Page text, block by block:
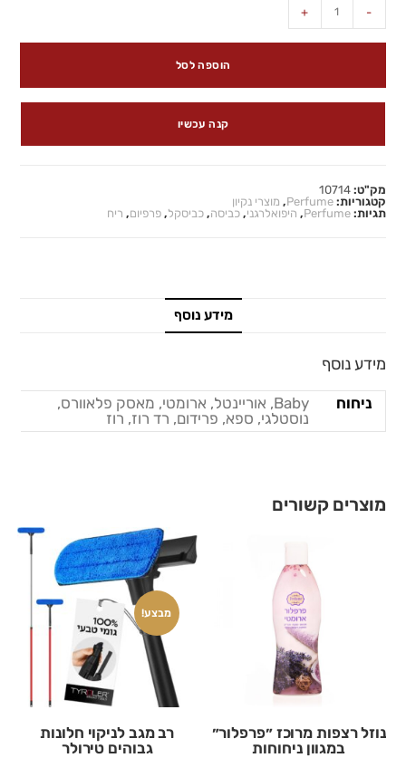
-
+
הוספה לסל
קנה עכשיו
מק"ט:10714
קטגוריות:Perfume
, מוצרי נקיון
תגיות:Perfume
, היפואלרגני,כביסה,כביסקל,פרפיום, ריח
מידע נוסף
מידע נוסף
ניחוח
Baby, אוריינטל, ארומטי, מאסק פלאוורס,
נוסטלגי, ספא, פרידום, רד רוז, רוז
מוצרים קשורים
נוזל רצפות מרוכז ״פרפלור״
במגוון ניחוחות
מבצע!
רב מגב לניקוי חלונות
גבוהים טירולר